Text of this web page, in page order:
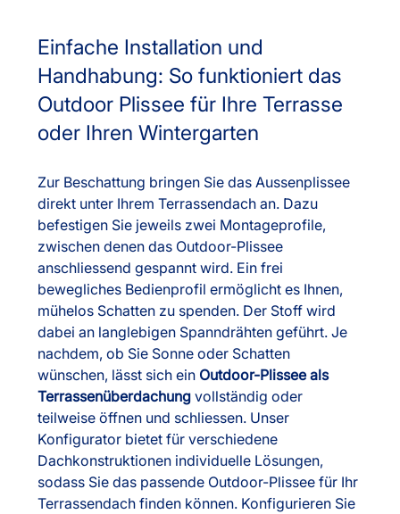
Einfache Installation und
Handhabung: So funktioniert das
Outdoor Plissee für Ihre Terrasse
oder Ihren Wintergarten
Zur Beschattung bringen Sie das Aussenplissee
direkt unter Ihrem Terrassendach an. Dazu
befestigen Sie jeweils zwei Montageprofile,
zwischen denen das Outdoor-Plissee
anschliessend gespannt wird. Ein frei
bewegliches Bedienprofil ermöglicht es Ihnen,
mühelos Schatten zu spenden. Der Stoff wird
dabei an langlebigen Spanndrähten geführt. Je
nachdem, ob Sie Sonne oder Schatten
wünschen, lässt sich ein Outdoor-Plissee als
Terrassenüberdachungvollständig oder
teilweise öffnen und schliessen. Unser
Konfigurator bietet für verschiedene
Dachkonstruktionen individuelle Lösungen,
sodass Sie das passende Outdoor-Plissee für Ihr
Terrassendach finden können. Konfigurieren Sie